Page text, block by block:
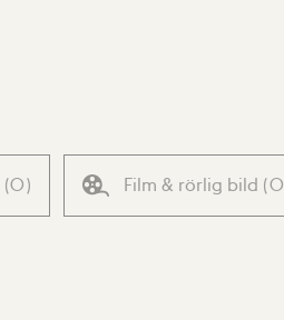
(0) Film & rörlig bild (0